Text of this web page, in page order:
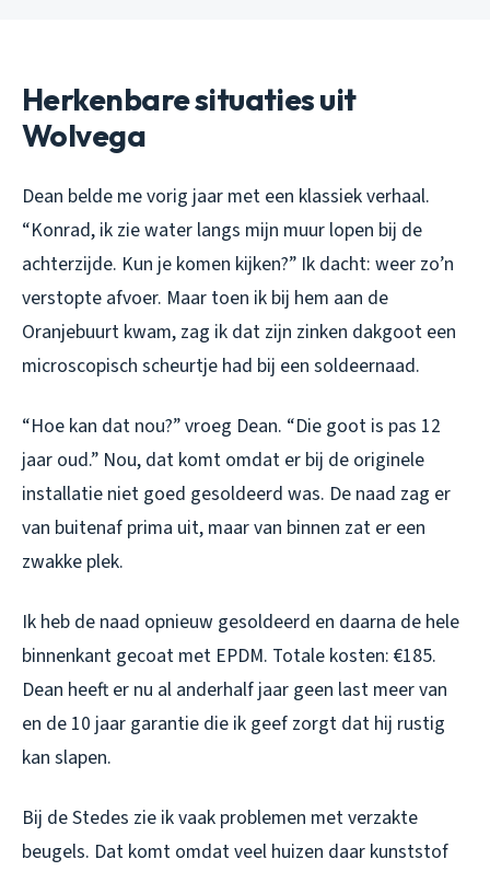
Herkenbare situaties uit
Wolvega
Dean belde me vorig jaar met een klassiek verhaal.
“Konrad, ik zie water langs mijn muur lopen bij de
achterzijde. Kun je komen kijken?” Ik dacht: weer zo’n
verstopte afvoer. Maar toen ik bij hem aan de
Oranjebuurt kwam, zag ik dat zijn zinken dakgoot een
microscopisch scheurtje had bij een soldeernaad.
“Hoe kan dat nou?” vroeg Dean. “Die goot is pas 12
jaar oud.” Nou, dat komt omdat er bij de originele
installatie niet goed gesoldeerd was. De naad zag er
van buitenaf prima uit, maar van binnen zat er een
zwakke plek.
Ik heb de naad opnieuw gesoldeerd en daarna de hele
binnenkant gecoat met EPDM. Totale kosten: €185.
Dean heeft er nu al anderhalf jaar geen last meer van
en de 10 jaar garantie die ik geef zorgt dat hij rustig
kan slapen.
Bij de Stedes zie ik vaak problemen met verzakte
beugels. Dat komt omdat veel huizen daar kunststof